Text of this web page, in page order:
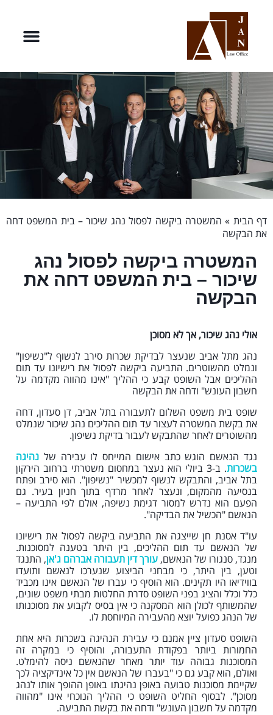
דף הבית » המשטרה ביקשה לפסול נהג שיכור – בית המשפט דחה
את הבקשה
המשטרה ביקשה לפסול נהג
שיכור – בית המשפט דחה את
הבקשה
אולי נהג שיכור, אך לא מסוכן
נהג מתל אביב שנעצר לבדיקת שכרות סירב לנשוף ל"נשיפון"
ונמלט מהשוטרים. התביעה ביקשה לפסול את רישיונו עד תום
ההליכים אבל השופט קבע כי ההליך "אינו מהווה מקדמה על
חשבון העונש" ודחה את הבקשה
שופט בית משפט השלום לתעבורה בתל אביב, דן סעדון, דחה
את בקשת המשטרה לעצור עד תום ההליכים נהג שיכור שנמלט
מהשוטרים לאחר שהתבקש לעבור בדיקת נשיפון.
נגד הנאשם הוגש כתב אישום המייחס לו עבירה של נהיגה
בשכרות
. ב-3 ביולי הוא נעצר במחסום משטרתי ברחוב הירקון
בתל אביב, והתבקש לנשוף למכשיר "נשיפון". הוא סירב ופתח
בנסיעה מהמקום, ונעצר לאחר מרדף בתוך חניון בעיר. גם
הפעם הוא נדרש למסור דגימת נשיפה, אולם לפי התביעה –
הנאשם "הכשיל את הבדיקה".
עו"ד אסנת חן שייצגה את התביעה ביקשה לפסול את רישיונו
של הנאשם עד תום ההליכים, בין היתר בטענה למסוכנות.
מנגד, סנגורו של הנאשם, עורך דין תעבורה אברהם ג'אן, התנגד
וטען, בין היתר, כי מבחני הביצוע שנערכו לנאשם ותועדו
בווידיאו היו תקינים. הוא הוסיף כי עברו של הנאשם אינו מכביד
כלל וכלל והציג בפני השופט סדרת החלטות מבתי משפט שונים,
שהמשותף לכולן הוא המסקנה כי אין בסיס לקבוע את מסוכנותו
של הנהג כפועל יוצא מהעבירה המיוחסת לו.
השופט סעדון ציין אמנם כי עבירת הנהיגה בשכרות היא אחת
החמורות ביותר בפקודת התעבורה, והוסיף כי במקרה זה
המסוכנות גבוהה עוד יותר מאחר שהנאשם ניסה להימלט.
ואולם, הוא קבע גם כי "בעברו של הנאשם אין כל אינדיקציה לכך
שקיימת מסוכנות טבועה באופן נהיגתו באופן ההופך אותו לנהג
מסוכן". לבסוף החליט השופט כי ההליך הנוכחי אינו "מהווה
מקדמה על חשבון העונש" ודחה את בקשת התביעה.